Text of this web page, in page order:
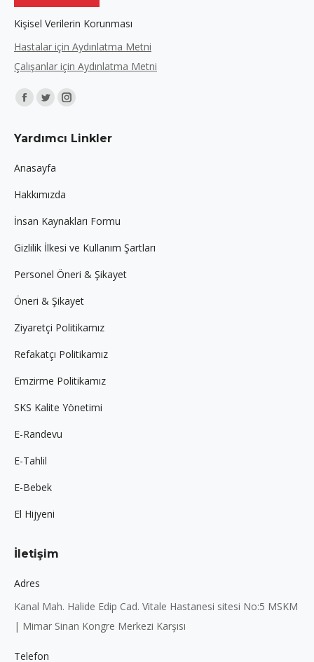
Kişisel Verilerin Korunması
Hastalar için Aydınlatma Metni
Çalışanlar için Aydınlatma Metni
Find us on:
Facebook
opens
new
window
Twitter
opens
new
window
Instagram
opens
Yardımcı Linkler
Anasayfa
Hakkımızda
İnsan Kaynakları Formu
Gizlilik İlkesi ve Kullanım Şartları
Personel Öneri & Şikayet
Öneri & Şikayet
Ziyaretçi Politikamız
Refakatçı Politikamız
Emzirme Politikamız
SKS Kalite Yönetimi
E-Randevu
E-Tahlil
E-Bebek
El Hijyeni
İletişim
Adres
Kanal Mah. Halide Edip Cad. Vitale Hastanesi sitesi No:5 MSKM
| Mimar Sinan Kongre Merkezi Karşısı
Telefon